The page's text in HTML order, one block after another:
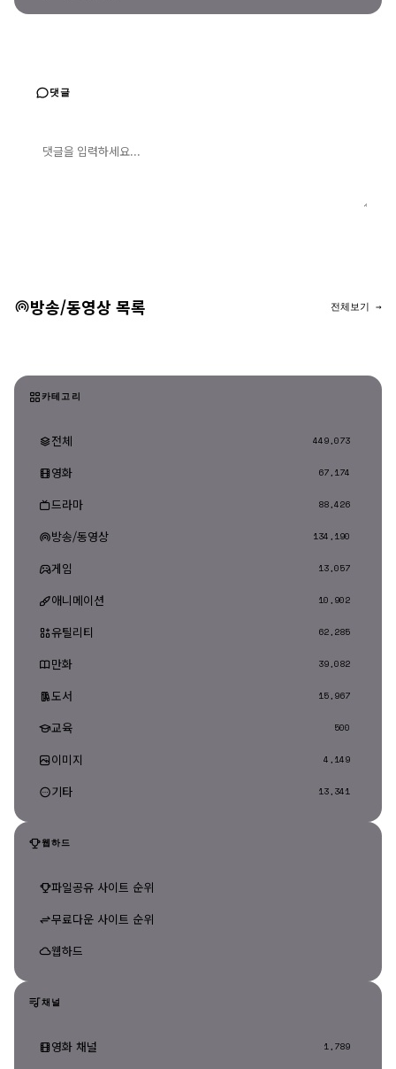
댓글
방송/동영상 목록 전체보기 →
카테고리
전체 449,073
영화 67,174
드라마 88,426
방송/동영상 134,190
게임 13,057
애니메이션 10,902
유틸리티 62,285
만화 39,082
도서 15,967
교육 500
이미지 4,149
기타 13,341
웹하드
파일공유 사이트 순위
무료다운 사이트 순위
웹하드
채널
영화 채널 1,789